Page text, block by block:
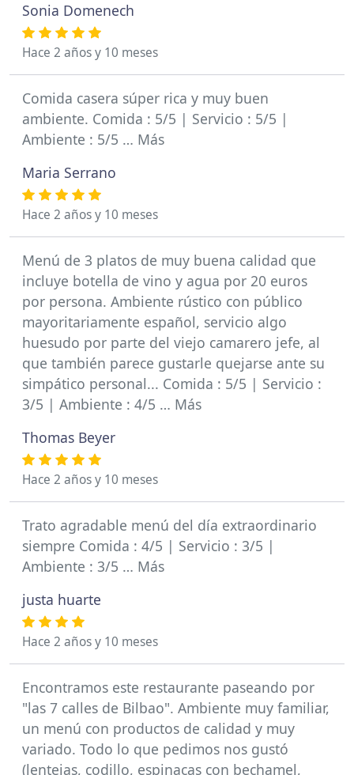
Sonia Domenech
Hace 2 años y 10 meses
Comida casera súper rica y muy buen
ambiente. Comida : 5/5 | Servicio : 5/5 |
Ambiente : 5/5 … Más
Maria Serrano
Hace 2 años y 10 meses
Menú de 3 platos de muy buena calidad que
incluye botella de vino y agua por 20 euros
por persona. Ambiente rústico con público
mayoritariamente español, servicio algo
huesudo por parte del viejo camarero jefe, al
que también parece gustarle quejarse ante su
simpático personal... Comida : 5/5 | Servicio :
3/5 | Ambiente : 4/5 … Más
Thomas Beyer
Hace 2 años y 10 meses
Trato agradable menú del día extraordinario
siempre Comida : 4/5 | Servicio : 3/5 |
Ambiente : 3/5 … Más
justa huarte
Hace 2 años y 10 meses
Encontramos este restaurante paseando por
"las 7 calles de Bilbao". Ambiente muy familiar,
un menú con productos de calidad y muy
variado. Todo lo que pedimos nos gustó
(lentejas, codillo, espinacas con bechamel,